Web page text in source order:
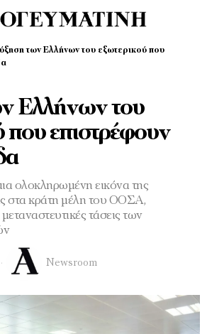
των Ελλήνων του εξωτερικού που
Ελλήνων του
που επιστρέφουν
ολοκληρωμένη εικόνα της
στα κράτη μέλη του ΟΟΣΑ,
τάσεις των
Newsroom